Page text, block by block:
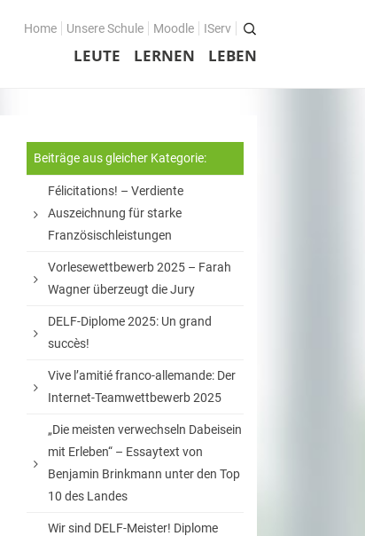
Home Unsere Schule Moodle IServ
LEUTE LERNEN LEBEN
Beiträge aus gleicher Kategorie:
Félicitations! – Verdiente
Auszeichnung für starke
Französischleistungen
Vorlesewettbewerb 2025 – Farah
Wagner überzeugt die Jury
DELF-Diplome 2025: Un grand
succès!
Vive l’amitié franco-allemande: Der
Internet-Teamwettbewerb 2025
„Die meisten verwechseln Dabeisein
mit Erleben“ – Essaytext von
Benjamin Brinkmann unter den Top
10 des Landes
Wir sind DELF-Meister! Diplome